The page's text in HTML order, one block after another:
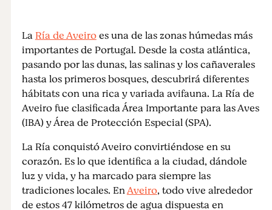
LaRía de Aveiroes una de las zonas húmedas más
importantes de Portugal. Desde la costa atlántica,
pasando por las dunas, las salinas y los cañaverales
hasta los primeros bosques, descubrirá diferentes
hábitats con una rica y variada avifauna. La Ría de
Aveiro fue clasificada Área Importante para las Aves
(IBA) y Área de Protección Especial (SPA).
La Ría conquistó Aveiro convirtiéndose en su
corazón. Es lo que identifica a la ciudad, dándole
luz y vida, y ha marcado para siempre las
tradiciones locales. EnAveiro, todo vive alrededor
de estos 47 kilómetros de agua dispuesta en